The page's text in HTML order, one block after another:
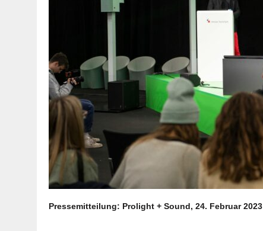
Pressemitteilung: Prolight + Sound, 24. Februar 2023